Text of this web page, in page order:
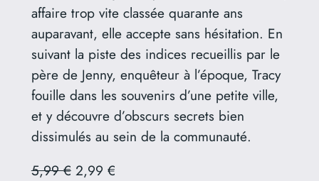
affaire trop vite classée quarante ans
auparavant, elle accepte sans hésitation. En
suivant la piste des indices recueillis par le
père de Jenny, enquêteur à l’époque, Tracy
fouille dans les souvenirs d’une petite ville,
et y découvre d’obscurs secrets bien
dissimulés au sein de la communauté.
5,99 €2,99 €